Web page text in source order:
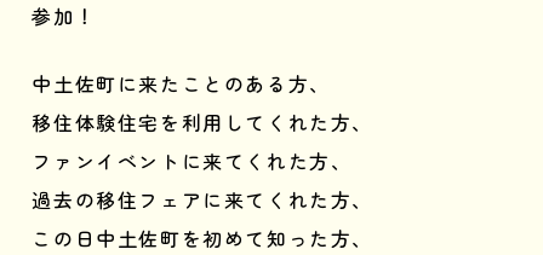
参加！
中土佐町に来たことのある方、
移住体験住宅を利用してくれた方、
ファンイベントに来てくれた方、
過去の移住フェアに来てくれた方、
この日中土佐町を初めて知った方、